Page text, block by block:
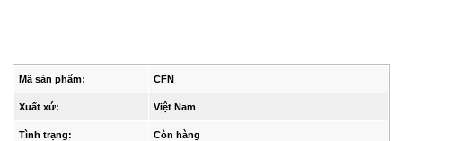
Mã sản phẩm: CFN
Xuất xứ: Việt Nam
Tình trạng: Còn hàng